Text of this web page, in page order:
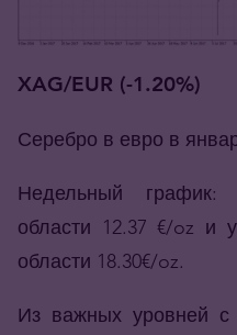
XAG/EUR (-1.20%)
Серебро в евро в
Недельный
области 12.37 €/oz и
области 18.30€/oz.
Из важных уровней с